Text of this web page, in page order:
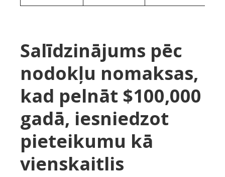
Salīdzinājums pēc
nodokļu nomaksas,
kad pelnāt $100,000
gadā, iesniedzot
pieteikumu kā
vienskaitlis